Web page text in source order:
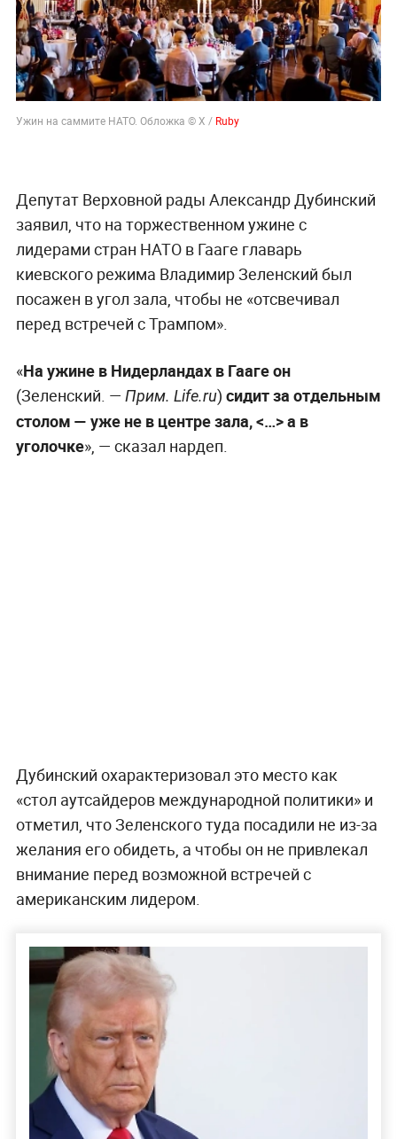
Ужин на саммите НАТО. Обложка © X / Ruby
Депутат Верховной рады Александр Дубинский
заявил, что на торжественном ужине с
лидерами стран НАТО в Гааге главарь
киевского режима Владимир Зеленский был
посажен в угол зала, чтобы не «отсвечивал
перед встречей с Трампом».
«На ужине в Нидерландах в Гааге он
(Зеленский. — Прим. Life.ru) сидит за отдельным
столом — уже не в центре зала, <…> а в
уголочке», — сказал нардеп.
Дубинский охарактеризовал это место как
«стол аутсайдеров международной политики» и
отметил, что Зеленского туда посадили не из-за
желания его обидеть, а чтобы он не привлекал
внимание перед возможной встречей с
американским лидером.